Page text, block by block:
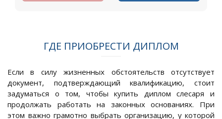
ГДЕ ПРИОБРЕСТИ ДИПЛОМ
Если в силу жизненных обстоятельств отсутствует
документ, подтверждающий квалификацию, стоит
задуматься о том, чтобы купить диплом слесаря и
продолжать работать на законных основаниях. При
этом важно грамотно выбрать организацию, у которой